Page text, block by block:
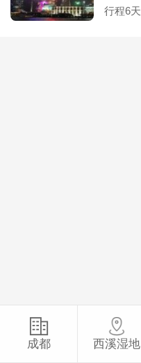
行程6天
成都 西溪湿地